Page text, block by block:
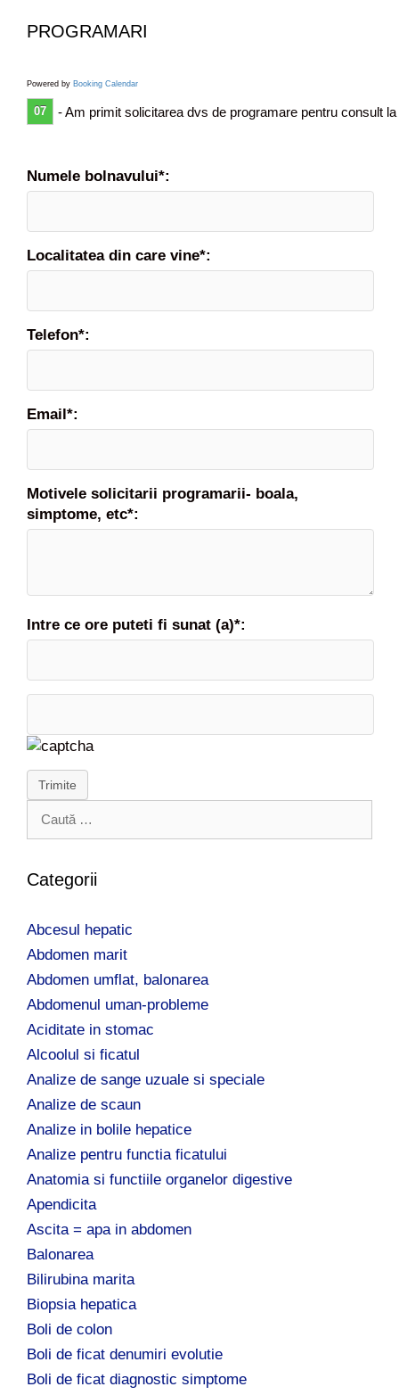
c
PROGRAMARI
Powered by Booking Calendar
07 - Am primit solicitarea dvs de programare pentru consult
Numele bolnavului*:
Localitatea din care vine*:
Telefon*:
Email*:
Motivele solicitarii programarii- boala,
simptome, etc*:
Intre ce ore puteti fi sunat (a)*:
Trimite
t
u
p
ă
:
Categorii
Abcesul hepatic
Abdomen marit
Abdomen umflat, balonarea
Abdomenul uman-probleme
Aciditate in stomac
Alcoolul si ficatul
Analize de sange uzuale si speciale
Analize de scaun
Analize in bolile hepatice
Analize pentru functia ficatului
Anatomia si functiile organelor digestive
Apendicita
Ascita = apa in abdomen
Balonarea
Bilirubina marita
Biopsia hepatica
Boli de colon
Boli de ficat denumiri evolutie
Boli de ficat diagnostic simptome